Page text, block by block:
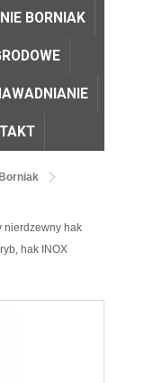
BORNIAK
nierdzewny hak
hak INOX